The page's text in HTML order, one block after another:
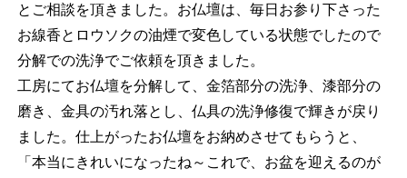
とご相談を頂きました。お仏壇は、毎日お参り下さった
お線香とロウソクの油煙で変色している状態でしたので
分解での洗浄でご依頼を頂きました。
工房にてお仏壇を分解して、金箔部分の洗浄、漆部分の
磨き、金具の汚れ落とし、仏具の洗浄修復で輝きが戻り
ました。仕上がったお仏壇をお納めさせてもらうと、
「本当にきれいになったね～これで、お盆を迎えるのが